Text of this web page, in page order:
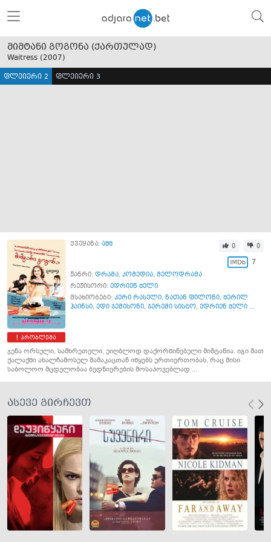
მიმტანი გოგონა (ქართულად)
Waitress (2007)
ფლეიერი 2 ფლეიერი 3
პრობლემა
ქვეყანა: აშშ 0 0
7
ჟანრი: დრამა, კომედია, მელოდრამა
რეჟისორი: ედრიენ შელი
მსახიობები: კერი რასელი, ნათან ფილონი, შერილ
ჰაინსი, ედი ჯემისონი, ჯერემი სისტო, ედრიენ შელი ...
ჯენა ორსული, სამხრეთელი, უიღბლოდ დაქორწინებული მიმტანია. იგი მათ
ქალაქში ახალჩამოსულ მამაკაცთან იწყებს ურთიერთობას, რაც მისი
საბოლოო მცდელობაა ბედნიერების მოსაპოვებლად ...
ასევე გირჩევთ